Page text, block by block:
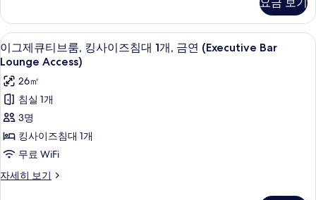
보
기
히
기
1
개
및
소
파
베
드,
금
연
(Executive
킹
사
이
즈
대
개
및
소
베
드,
금
이
그
제
큐
티
브
룸,
킹
9
이그제큐티브룸, 킹사이즈침대 1개, 금연 (Executive Bar
Lounge Access)
26㎡
침실 1개
3명
킹사이즈침대 1개
무료 WiFi
자세히 보기
이